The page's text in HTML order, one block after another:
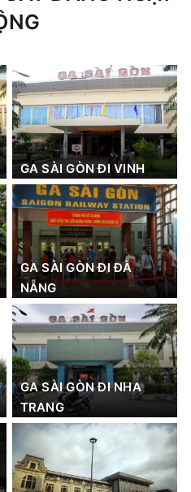
GA SÀI GÒN ĐI VINH
GA SÀI GÒN ĐI ĐÀ
NẴNG
GA SÀI GÒN ĐI NHA
TRANG